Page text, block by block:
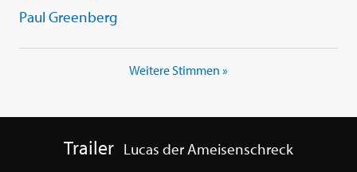
Paul Greenberg
Weitere Stimmen »
Trailer Lucas der Ameisenschreck